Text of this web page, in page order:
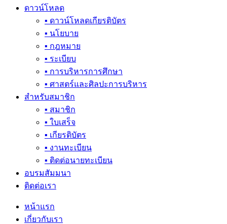
ดาวน์โหลด
▪ ดาวน์โหลดเกียรติบัตร
▪ นโยบาย
▪ กฎหมาย
▪ ระเบียบ
▪ การบริหารการศึกษา
▪ ศาสตร์และศิลปะการบริหาร
สำหรับสมาชิก
▪ สมาชิก
▪ ใบเสร็จ
▪ เกียรติบัตร
▪ งานทะเบียน
▪ ติดต่อนายทะเบียน
อบรมสัมมนา
ติดต่อเรา
หน้าแรก
เกี่ยวกับเรา